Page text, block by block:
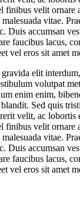
finibus velit ornare
vitae.
Duis accumsan
faucibus lacus,
vel eros sit amet
elit
volutpat
enim enim,
Sed quis
velit, ac
finibus velit ornare
vitae.
Duis accumsan
faucibus lacus,
vel eros sit amet